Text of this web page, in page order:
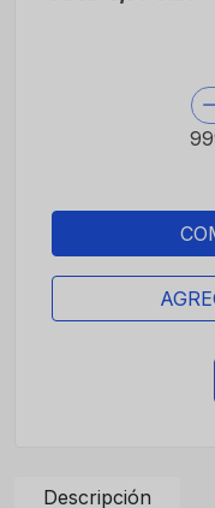
Descripción